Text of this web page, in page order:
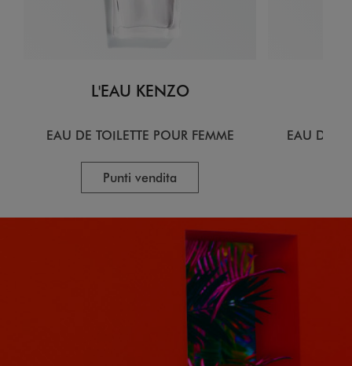
L'EAU KENZO
EAU DE TOILETTE POUR FEMME
Punti vendita
EAU DE